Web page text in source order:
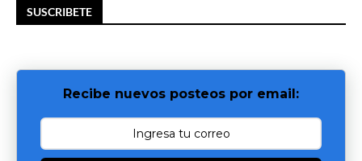
SUSCRIBETE
Recibe nuevos posteos por email: